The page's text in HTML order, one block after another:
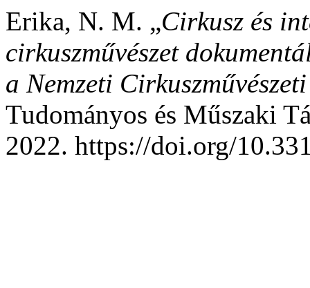
Erika, N. M. „Cirkusz és
cirkuszművészet
a Nemzeti
Tudományos és Műszaki
2022. https://doi.org/